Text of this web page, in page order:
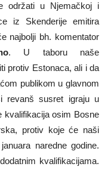
održati u Njemačkoj i
iz Skenderije emitira
najbolji bh. komentator
. U taboru naše
protiv Estonaca, ali i da
publikom u glavnom
revanš susret igraju u
kvalifikacija osim Bosne
protiv koje će naši
naredne godine.
kvalifikacijama.